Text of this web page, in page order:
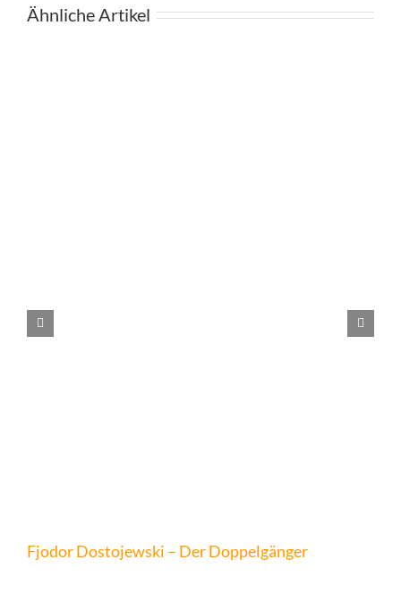
Ähnliche Artikel
Fjodor Dostojewski – Der Doppelgänger